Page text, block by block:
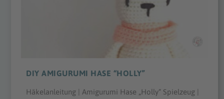
DIY AMIGURUMI HASE “HOLLY”
Häkelanleitung | Amigurumi Hase „Holly“ Spielzeug |